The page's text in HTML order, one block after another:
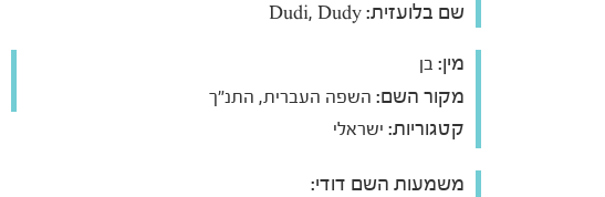
שם בלועזית:
מין: בן
מקור השם: השפה העברית, התנ"ך
קטגוריות: ישראלי
משמעות השם דודי: